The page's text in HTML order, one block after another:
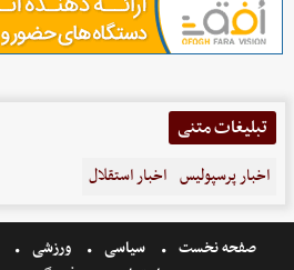
تبلیغات متنی
اخبار پرسپولیس اخبار استقلال
صفحه نخست سیاسی ورزشی